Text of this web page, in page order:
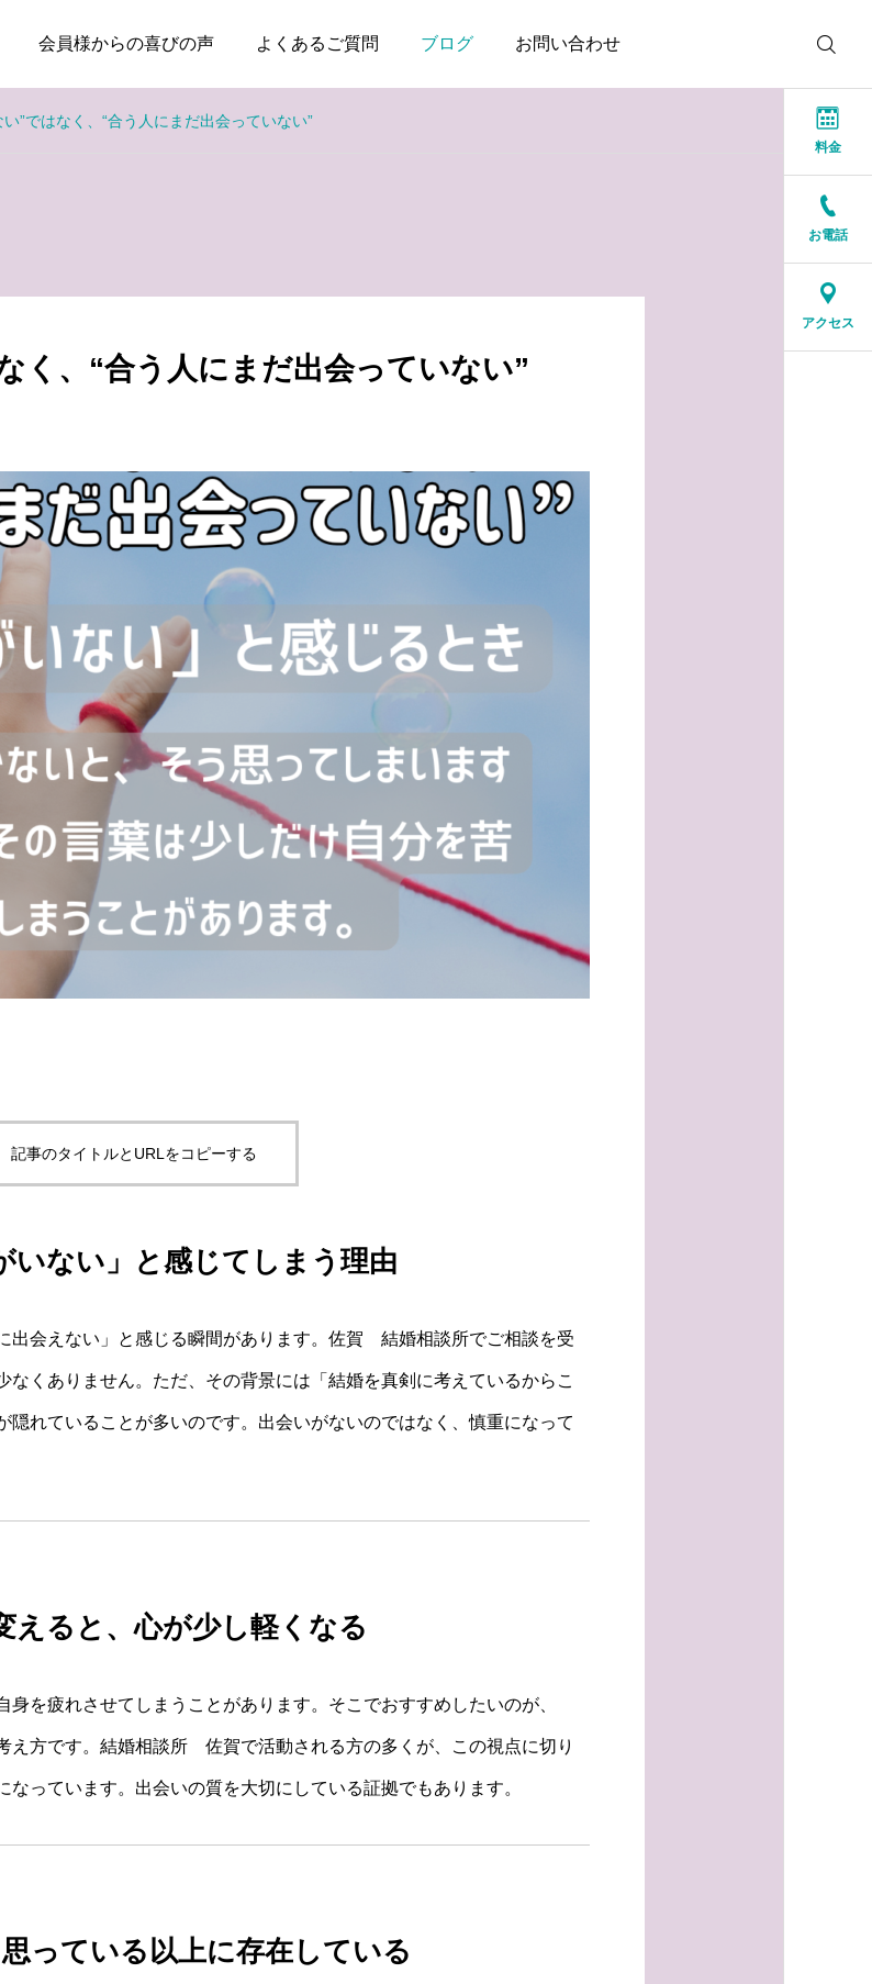
会員様からの喜びの声 よくあるご質問 ブログ お問い合わせ
安心できること
人生の後半だからこそ、
料金
お電話
アクセス
”ではなく、“合う人にまだ出会っていない”
く、“合う人にまだ出会っていない”
記事のタイトルとURLをコピーする
いない」と感じてしまう理由
出会えない」と感じる瞬間があります。佐賀 結婚相談所でご相談を受
なくありません。ただ、その背景には「結婚を真剣に考えているからこ
隠れていることが多いのです。出会いがないのではなく、慎重になって
えると、心が少し軽くなる
身を疲れさせてしまうことがあります。そこでおすすめしたいのが、
え方です。結婚相談所 佐賀で活動される方の多くが、この視点に切り
っています。出会いの質を大切にしている証拠でもあります。
っている以上に存在している